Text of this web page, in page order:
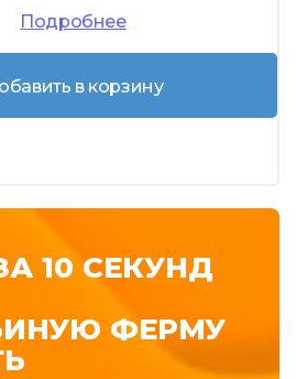
Подробнее
в корзину
10 СЕКУНД
ФЕРМУ